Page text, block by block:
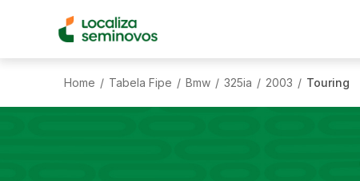
Home / Tabela Fipe / Bmw / 325ia / 2003 / Touring